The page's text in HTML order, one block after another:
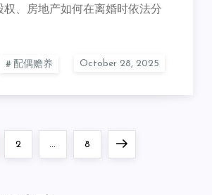
、 房地产如何在离婚时依法分
配偶赡养
Page
2 … Page
8 Next